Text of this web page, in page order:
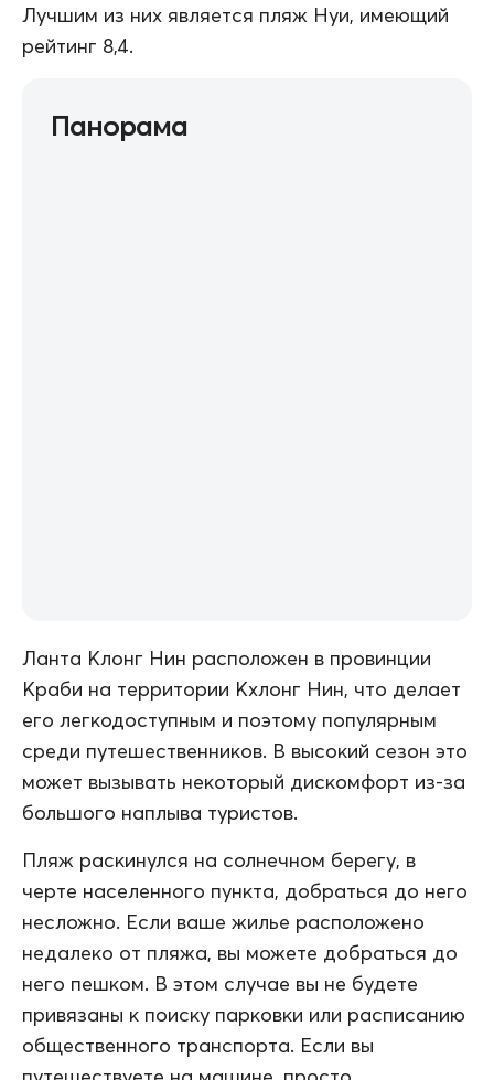
Лучшим из них является пляж Нуи, имеющий
рейтинг 8,4.
Панорама
Ланта Клонг Нин расположен в провинции
Краби на территории Кхлонг Нин, что делает
его легкодоступным и поэтому популярным
среди путешественников. В высокий сезон это
может вызывать некоторый дискомфорт из-за
большого наплыва туристов.
Пляж раскинулся на солнечном берегу, в
черте населенного пункта, добраться до него
несложно. Если ваше жилье расположено
недалеко от пляжа, вы можете добраться до
него пешком. В этом случае вы не будете
привязаны к поиску парковки или расписанию
общественного транспорта. Если вы